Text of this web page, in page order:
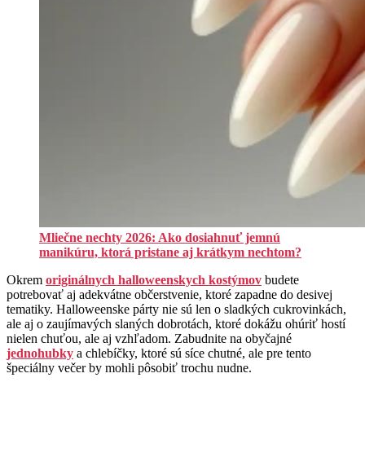
Mliečne nechty 2026: Ako dosiahnuť jemnú
manikúru, ktorá pristane aj krátkym nechtom?
Okrem originálnych halloweenskych kostýmov budete
potrebovať aj adekvátne občerstvenie, ktoré zapadne do desivej
tematiky. Halloweenske párty nie sú len o sladkých cukrovinkách,
ale aj o zaujímavých slaných dobrotách, ktoré dokážu ohúriť hostí
nielen chuťou, ale aj vzhľadom. Zabudnite na obyčajné
jednohubky a chlebíčky, ktoré sú síce chutné, ale pre tento
špeciálny večer by mohli pôsobiť trochu nudne.